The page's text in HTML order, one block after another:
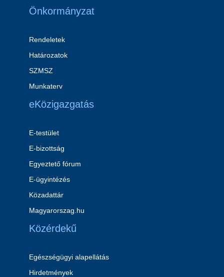
Önkormányzat
Rendeletek
Határozatok
SZMSZ
Munkaterv
eKözigazgatás
E-testület
E-bizottság
Egyeztető fórum
E-ügyintézés
Közadattár
Magyarorszag.hu
Közérdekű
Egészségügyi alapellátás
Hirdetmények